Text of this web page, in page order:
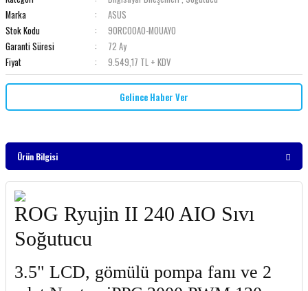
Marka
ASUS
Stok Kodu
90RC00A0-M0UAY0
Garanti Süresi
72 Ay
Fiyat
9.549,17 TL + KDV
Gelince Haber Ver
Ürün Bilgisi
ROG Ryujin II 240 AIO Sıvı
Soğutucu
3.5" LCD, gömülü pompa fanı ve 2